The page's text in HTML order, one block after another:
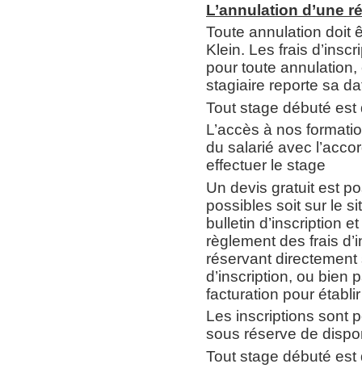
L’annulation d’une
Toute annulation doit
Klein. Les frais
pour toute
stagiaire reporte sa
Tout stage débuté
L’accès à nos
du salarié avec
effectuer le stage
Un devis gratuit est
possibles soit sur le
bulletin d’inscription
règlement des frais
réservant
d’inscription, ou bien
facturation pour
Les inscriptions sont
sous réserve de
Tout stage débuté est